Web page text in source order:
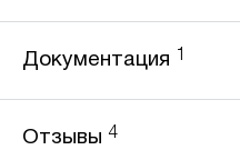
Документация
Отзывы 4